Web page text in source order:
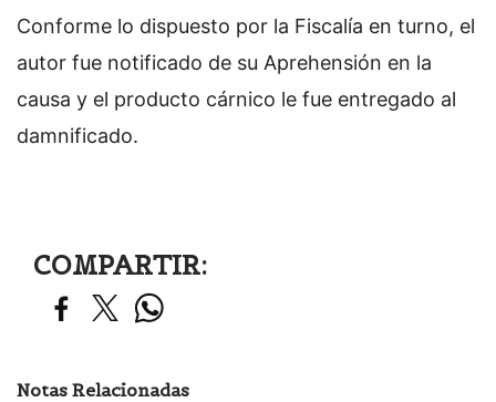
Conforme lo dispuesto por la Fiscalía en turno, el
autor fue notificado de su Aprehensión en la
causa y el producto cárnico le fue entregado al
damnificado.
COMPARTIR:
Notas Relacionadas